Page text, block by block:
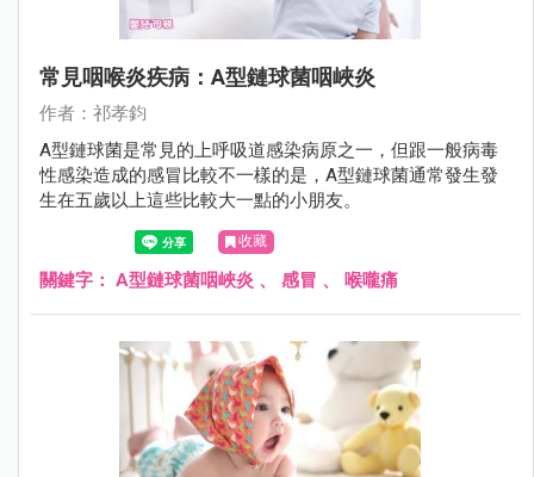
常見咽喉炎疾病：A型鏈球菌咽峽炎
作者：祁孝鈞
A型鏈球菌是常見的上呼吸道感染病原之一，但跟一般病毒
性感染造成的感冒比較不一樣的是，A型鏈球菌通常發生發
生在五歲以上這些比較大一點的小朋友。
收藏
關鍵字： A型鏈球菌咽峽炎 、 感冒 、 喉嚨痛